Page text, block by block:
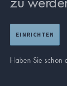
EINRICHTEN
Haben Sie schon